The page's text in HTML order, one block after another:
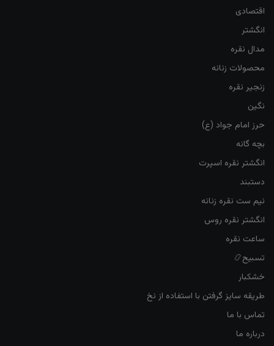
اقتصادی
انگشتر
مدال نقره
محصولات زنانه
زنجیر نقره
نگین
حرز امام جواد (ع)
بچه گانه
انگشتر نقره اسپرت
دستبند
نیم ست نقره زنانه
انگشتر نقره روس
ساعت نقره
تسبیح📿
خشکبار
طریقه سایز گرفتن با استفاده از نخ
تماس با ما
درباره ما